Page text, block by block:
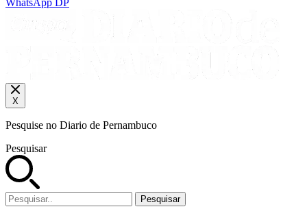
WhatsApp DP
X
Pesquise no Diario de Pernambuco
Pesquisar
Pesquisar